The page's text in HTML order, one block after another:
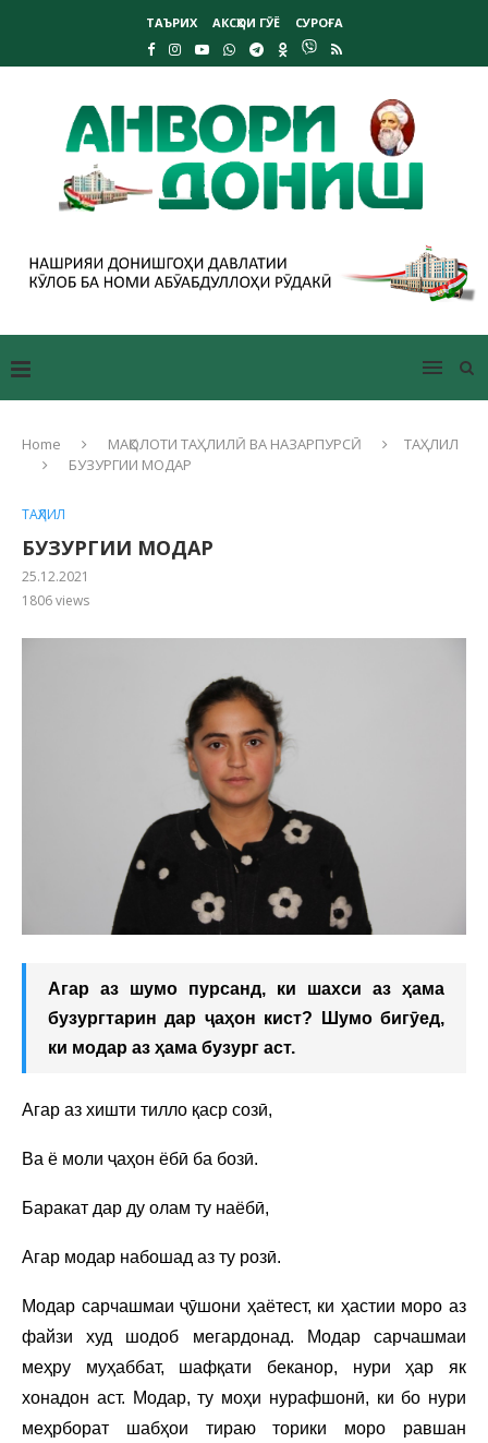
ТАЪРИХ АКСҲОИ ГӮЁ СУРОҒА
Home МАҚОЛОТИ ТАҲЛИЛӢ ВА НАЗАРПУРСӢ
ТАҲЛИЛ
БУЗУРГИИ МОДАР
ТАҲЛИЛ
БУЗУРГИИ МОДАР
25.12.2021
1806views
Агар аз шумо пурсанд, ки шахси аз ҳама
бузургтарин дар ҷаҳон кист? Шумо бигӯед,
ки модар аз ҳама бузург аст.
Агар аз хишти тилло қаср созӣ,
Ва ё моли ҷаҳон ёбӣ ба бозӣ.
Баракат дар ду олам ту наёбӣ,
Агар модар набошад аз ту розӣ.
Модар сарчашмаи ҷӯшони ҳаётест, ки ҳастии моро аз
файзи худ шодоб мегардонад. Модар сарчашмаи
меҳру муҳаббат, шафқати беканор, нури ҳар як
хонадон аст. Модар, ту моҳи нурафшонӣ, ки бо нури
меҳрборат шабҳои тираю торики моро равшан